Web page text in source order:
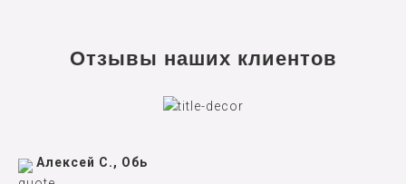
Отзывы наших клиентов
Алексей С., Обь